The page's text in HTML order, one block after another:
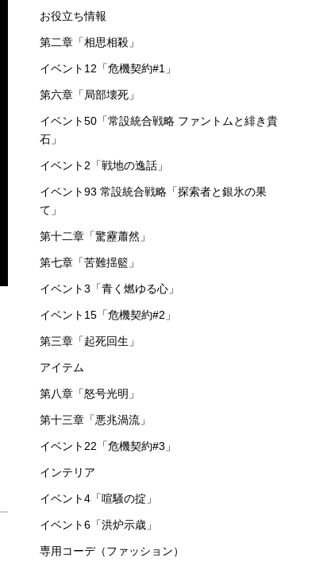
お役立ち情報
第二章「相思相殺」
イベント12「危機契約#1」
第六章「局部壊死」
イベント50「常設統合戦略 ファントムと緋き貴
石」
イベント2「戦地の逸話」
イベント93 常設統合戦略「探索者と銀氷の果
て」
第十二章「驚靂蕭然」
第七章「苦難揺籃」
イベント3「青く燃ゆる心」
イベント15「危機契約#2」
第三章「起死回生」
アイテム
第八章「怒号光明」
第十三章「悪兆渦流」
イベント22「危機契約#3」
インテリア
イベント4「喧騒の掟」
イベント6「洪炉示歳」
専用コーデ（ファッション）